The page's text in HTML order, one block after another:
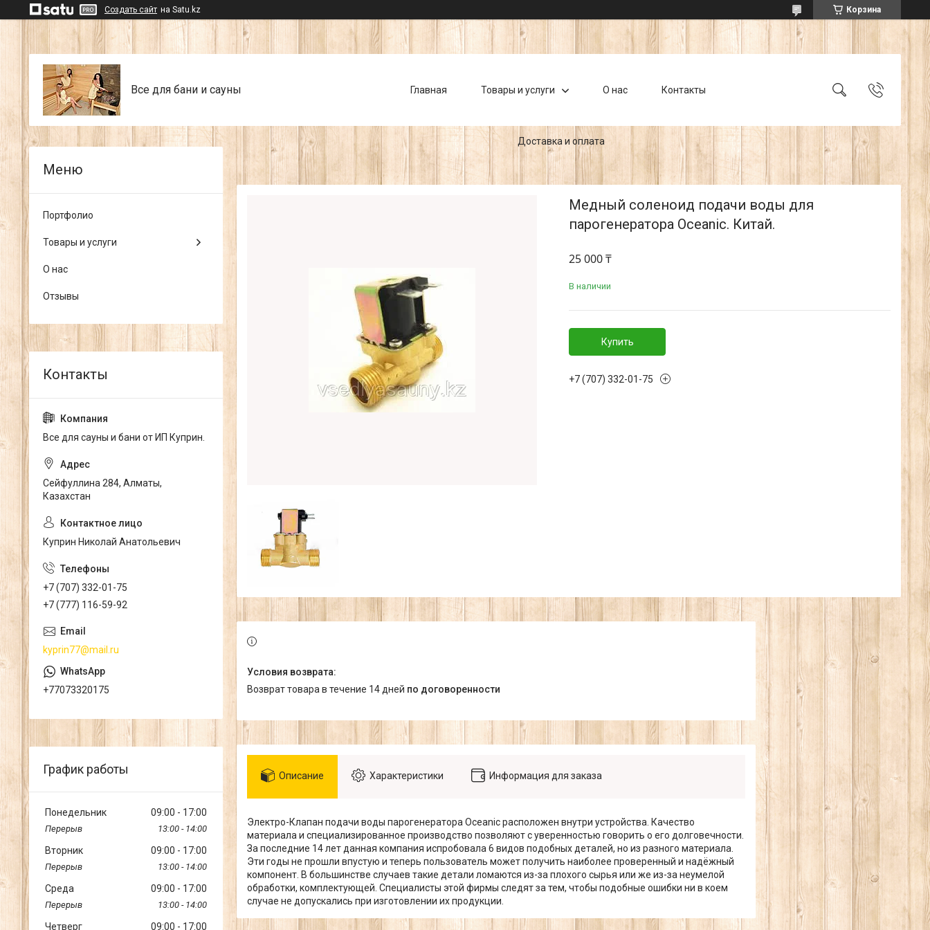
Создать сайт на Satu.kz Корзина
Все для бани и сауны Главная Товары и услуги О нас Контакты
Доставка и оплата
Медный соленоид подачи воды для
парогенератора Oceanic. Китай.
25 000 ₸
В наличии
Купить
+7 (707) 332-01-75
возврат товара в течение 14 дней по договоренности
Описание Характеристики Информация для заказа
Электро-Клапан подачи воды парогенератора Oceanic расположен внутри устройства. Качество
материала и специализированное производство позволяют с уверенностью говорить о его долговечности.
За последние 14 лет данная компания испробовала 6 видов подобных деталей, но из разного материала.
Эти годы не прошли впустую и теперь пользователь может получить наиболее проверенный и надёжный
компонент. В большинстве случаев такие детали ломаются из-за плохого сырья или же из-за неумелой
обработки, комплектующей. Специалисты этой фирмы следят за тем, чтобы подобные ошибки ни в коем
случае не допускались при изготовлении их продукции.
Портфолио
Товары и услуги
О нас
Отзывы
Все для сауны и бани от ИП Куприн.
Сейфуллина 284, Алматы,
Казахстан
Куприн Николай Анатольевич
+7 (707) 332-01-75
+7 (777) 116-59-92
kyprin77@mail.ru
+77073320175
График работы
Понедельник 09:00 17:00
13:00 14:00
Вторник 09:00 17:00
13:00 14:00
Среда 09:00 17:00
13:00 14:00
Четверг 09:00 17:00